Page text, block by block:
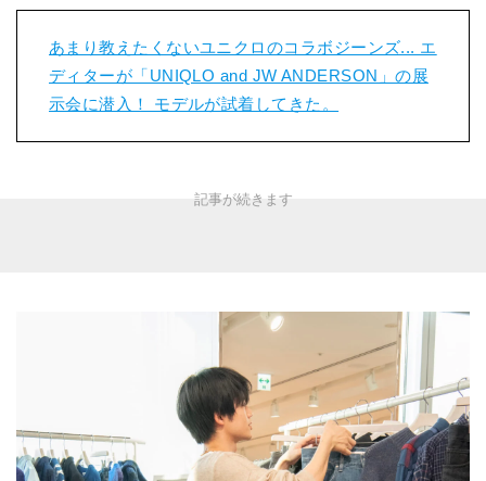
あまり教えたくないユニクロのコラボジーンズ... エ
ディターが「UNIQLO and JW ANDERSON」の展
示会に潜入！ モデルが試着してきた。